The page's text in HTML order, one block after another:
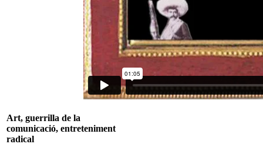
Art, guerrilla de la
comunicació, entreteniment
radical